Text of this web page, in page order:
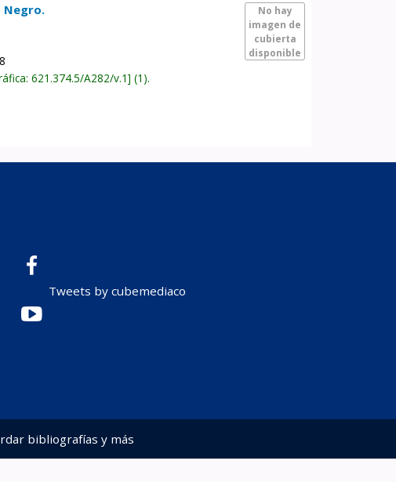
No hay
imagen de
cubierta
disponible
Negro.
621.374.5/A282/v.1 (1).
Tweets by cubemediaco
bibliografías y más